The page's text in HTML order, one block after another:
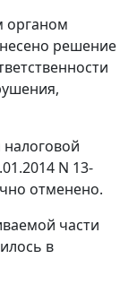
органом
решение
N 13-
отменено.
части
в